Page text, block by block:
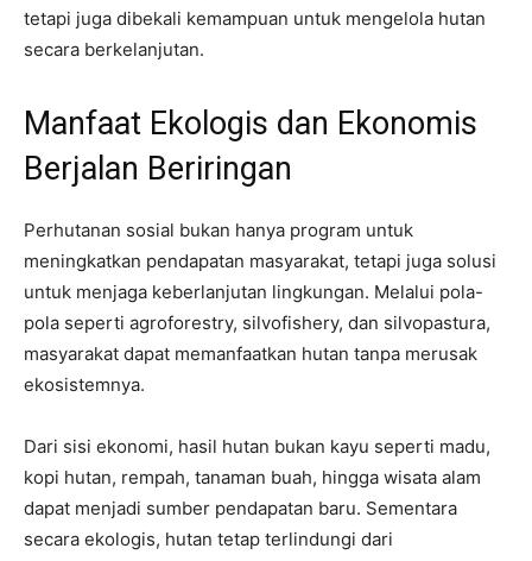
tetapi juga dibekali kemampuan untuk mengelola hutan
secara berkelanjutan.
Manfaat Ekologis dan Ekonomis
Berjalan Beriringan
Perhutanan sosial bukan hanya program untuk
meningkatkan pendapatan masyarakat, tetapi juga solusi
untuk menjaga keberlanjutan lingkungan. Melalui pola-
pola seperti agroforestry, silvofishery, dan silvopastura,
masyarakat dapat memanfaatkan hutan tanpa merusak
ekosistemnya.
Dari sisi ekonomi, hasil hutan bukan kayu seperti madu,
kopi hutan, rempah, tanaman buah, hingga wisata alam
dapat menjadi sumber pendapatan baru. Sementara
secara ekologis, hutan tetap terlindungi dari